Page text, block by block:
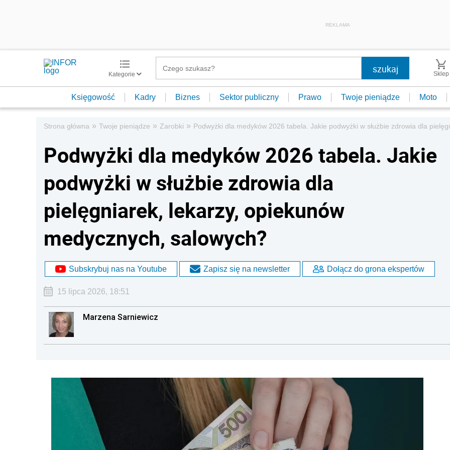
REKLAMA
Kategorie Sklep
Księgowość Kadry Biznes Sektor publiczny Prawo Twoje pieniądze Moto
Strona główna » Twoje pieniądze » Zarobki » Podwyżki dla medyków 2026 tabela. Jakie podwyżki w służbie zdrowia dla
Podwyżki dla medyków 2026 tabela. Jakie
podwyżki w służbie zdrowia dla
pielęgniarek, lekarzy, opiekunów
medycznych, salowych?
Subskrybuj nas na Youtube Zapisz się na newsletter Dołącz do grona ekspertów
15 lipca 2026, 18:51
Marzena Sarniewicz